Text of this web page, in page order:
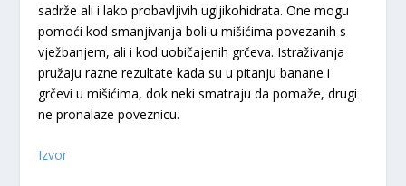
sadrže ali i lako probavljivih ugljikohidrata. One mogu
pomoći kod smanjivanja boli u mišićima povezanih s
vježbanjem, ali i kod uobičajenih grčeva. Istraživanja
pružaju razne rezultate kada su u pitanju banane i
grčevi u mišićima, dok neki smatraju da pomaže, drugi
ne pronalaze poveznicu.
Izvor